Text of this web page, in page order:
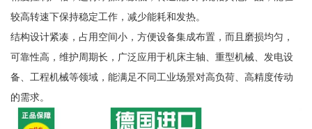
较高转速下保持稳定工作，减少能耗和发热。
结构设计紧凑，占用空间小，方便设备集成布置，而且磨损均匀，
可靠性高，维护周期长，广泛应用于机床主轴、重型机械、发电设
备、工程机械等领域，能满足不同工业场景对高负荷、高精度传动
的需求。